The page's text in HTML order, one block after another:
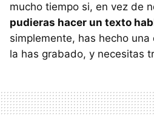
mucho tiempo si, en vez de
pudieras hacer un texto
simplemente, has hecho
la has grabado, y necesitas